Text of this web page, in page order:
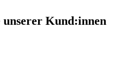
Kund:innen